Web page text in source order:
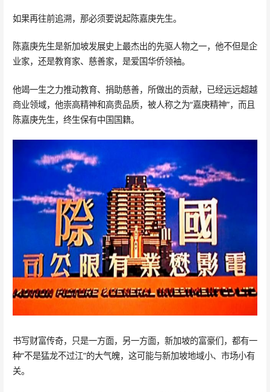
如果再往前追溯，那必须要说起陈嘉庚先生。
陈嘉庚先生是新加坡发展史上最杰出的先驱人物之一，他不但是企
业家，还是教育家、慈善家，是爱国华侨领袖。
他竭一生之力推动教育、捐助慈善，所做出的贡献，已经远远超越
商业领域，他崇高精神和高贵品质，被人称之为“嘉庚精神”，而且
陈嘉庚先生，终生保有中国国籍。
书写财富传奇，只是一方面，另一方面，新加坡的富豪们，都有一
种“不是猛龙不过江”的大气魄，这可能与新加坡地域小、市场小有
关。